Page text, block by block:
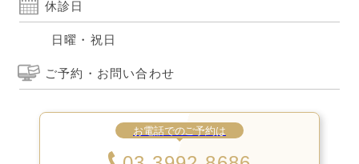
休診日
日曜・祝日
ご予約・お問い合わせ
お電話でのご予約は